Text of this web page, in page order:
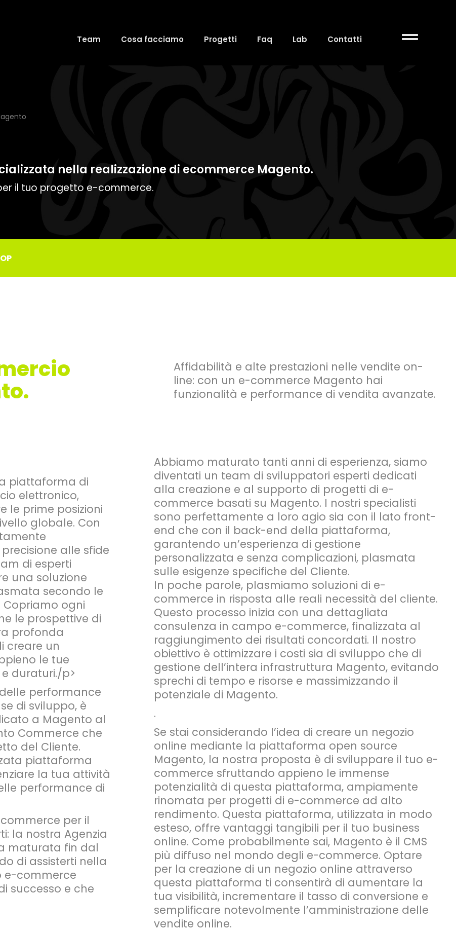
Team Cosa facciamo Progetti Faq Lab Contatti
nella realizzazione di ecommerce Magento.
il tuo progetto e-commerce.
Affidabilità e alte prestazioni nelle vendite on-
line: con un e-commerce Magento hai
funzionalità e performance di vendita avanzate.
piattaforma di
elettronico,
le prime posizioni
globale. Con
alle sfide
di esperti
una soluzione
secondo le
Copriamo ogni
le prospettive di
profonda
creare un
le tue
duraturi./p>
performance
di sviluppo, è
a Magento al
Commerce che
del Cliente.
piattaforma
la tua attività
performance di
per il
la nostra Agenzia
maturata fin dal
di assisterti nella
e-commerce
successo e che
Abbiamo maturato tanti anni di esperienza, siamo
diventati un team di sviluppatori esperti dedicati
alla creazione e al supporto di progetti di e-
commerce basati su Magento. I nostri specialisti
sono perfettamente a loro agio sia con il lato front-
end che con il back-end della piattaforma,
garantendo un’esperienza di gestione
personalizzata e senza complicazioni, plasmata
sulle esigenze specifiche del Cliente.
In poche parole, plasmiamo soluzioni di e-
commerce in risposta alle reali necessità del cliente.
Questo processo inizia con una dettagliata
consulenza in campo e-commerce, finalizzata al
raggiungimento dei risultati concordati. Il nostro
obiettivo è ottimizzare i costi sia di sviluppo che di
gestione dell’intera infrastruttura Magento, evitando
sprechi di tempo e risorse e massimizzando il
potenziale di Magento.
.
Se stai considerando l’idea di creare un negozio
online mediante la piattaforma open source
Magento, la nostra proposta è di sviluppare il tuo e-
commerce sfruttando appieno le immense
potenzialità di questa piattaforma, ampiamente
rinomata per progetti di e-commerce ad alto
rendimento. Questa piattaforma, utilizzata in modo
esteso, offre vantaggi tangibili per il tuo business
online. Come probabilmente sai, Magento è il CMS
più diffuso nel mondo degli e-commerce. Optare
per la creazione di un negozio online attraverso
questa piattaforma ti consentirà di aumentare la
tua visibilità, incrementare il tasso di conversione e
semplificare notevolmente l’amministrazione delle
vendite online.